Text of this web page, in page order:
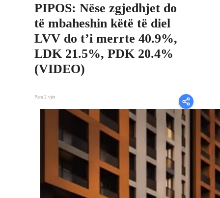
PIPOS: Nëse zgjedhjet do
të mbaheshin këtë të diel
LVV do t’i merrte 40.9%,
LDK 21.5%, PDK 20.4%
(VIDEO)
Para 2 vjet